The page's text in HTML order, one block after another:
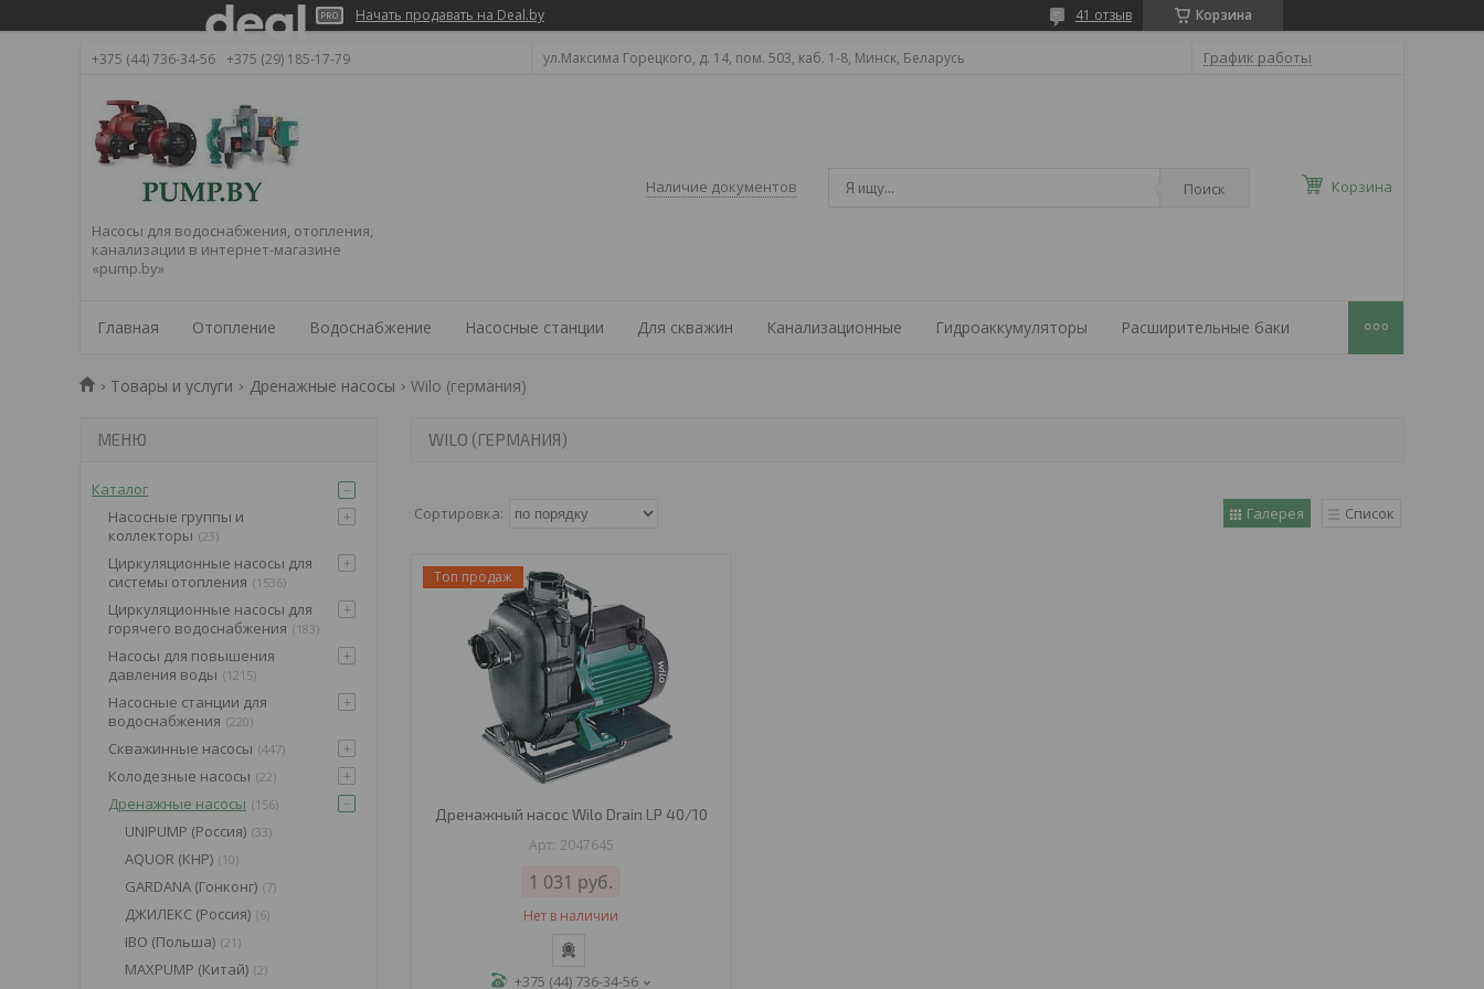
Начать продавать на Deal.by Корзина
41 отзыв
+375 (44) 736-34-56 +375 (29) 185-17-79 ул.Максима Горецкого, д. 14, пом. 503, каб. 1-8, Минск, Беларусь График работы
Насосы для водоснабжения, отопления,
канализации в интернет-магазине
«pump.by»
Наличие документов Поиск Корзина
Главная Отопление Водоснабжение Насосные станции Для скважин Канализационные Гидроаккумуляторы Расширительные баки
Товары и услуги Дренажные насосы Wilo (германия)
WILO (ГЕРМАНИЯ)
Галерея Список
Топ продаж
Дренажный насос Wilo Drain LP 40/10
2047645
1 031 руб.
Нет в наличии
+375 (44) 736-34-56
Каталог
Насосные группы и
коллекторы 23
Циркуляционные насосы для
системы отопления
1536
Циркуляционные насосы для
горячего водоснабжения
183
Насосы для повышения
давления воды
1215
Насосные станции для
водоснабжения 220
Скважинные насосы 447
Колодезные насосы 22
Дренажные насосы 156
UNIPUMP (Россия) 33
AQUOR (КНР) 10
GARDANA (Гонконг) 7
ДЖИЛЕКС (Россия) 6
IBO (Польша) 21
MAXPUMP (Китай) 2